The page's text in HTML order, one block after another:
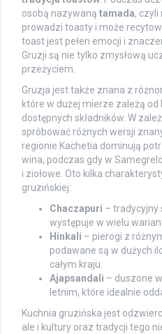
osobą nazywaną tamada,
prowadzi toasty i może
toast jest pełen emocji i
Gruzji są nie tylko zmysłową
przeżyciem.
Gruzja jest także znana z
które w dużej mierze zależą
dostępnych składników. W
spróbować różnych wersji
regionie Kachetia dominują
wina, podczas gdy w
i ziołowe. Oto kilka
gruzińskiej:
Chaczapuri – tradycyjny
występuje w wielu
Hinkali – pierogi z
podawane są w dużych
całym kraju.
Ajapsandali – duszone
letnim, które idealnie
Kuchnia gruzińska jest
ale i kultury oraz tradycji tego